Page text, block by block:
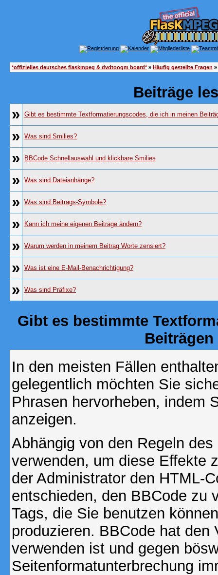
*offizielles deutsches flaskmpeg & dvdtoogm board*» Häufig gestellte Fragen
Beiträge
»
Gibt es bestimmte Textformatierungscodes, die ich in meinen
» Was sind Smilies?
» BBCode Schnellauswahl und klickbare Smilies
» Was sind Dateianhänge?
» Was sind Beitrags-Symbole?
» Kann ich meine eigenen Beiträge ändern?
» Warum werden in meinem Beitrag Worte zensiert?
» Was ist eine E-Mail-Benachrichtigung?
» Was sind Präfixe?
Gibt es bestimmte
In den meisten Fällen
gelegentlich möchten Sie
Phrasen hervorheben, indem
anzeigen.
Abhängig von den Regeln
verwenden, um diese Effekte
der Administrator den HTML-
entschieden, den BBCode zu
Tags, die Sie benutzen
produzieren. BBCode hat
verwenden ist und gegen
Seitenformatunterbrechung